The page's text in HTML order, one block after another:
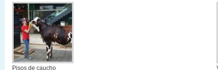
Pisos de caucho